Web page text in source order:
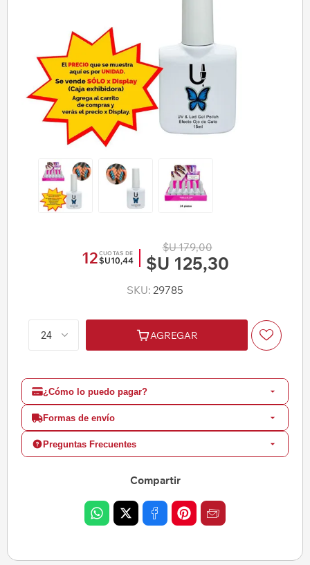
12 CUOTAS DE
$U10,44
$U 179,00
$U 125,30
SKU: 29785
AGREGAR
¿Cómo lo puedo pagar?
Formas de envío
Preguntas Frecuentes
Compartir